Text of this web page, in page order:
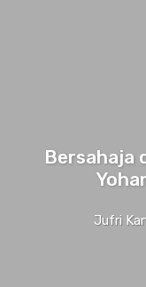
Bersahaja
Jufri